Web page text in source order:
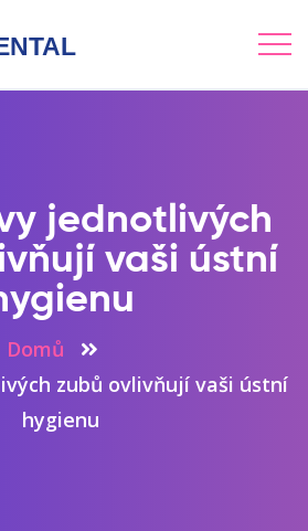
jednotlivých
vaši ústní
Domů
zubů ovlivňují vaši ústní
hygienu